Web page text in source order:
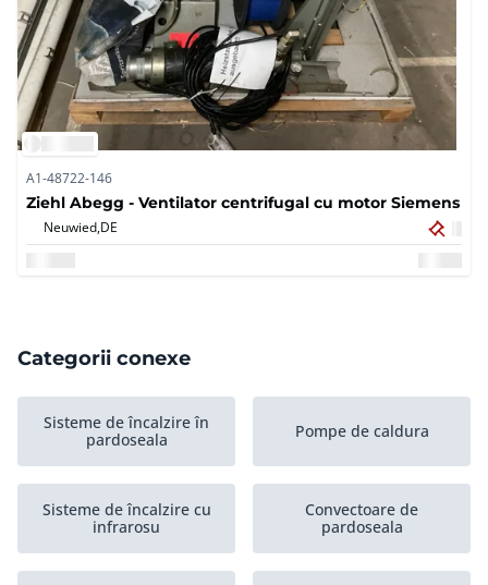
A1-48722-146
Ziehl Abegg - Ventilator centrifugal cu motor Siemens
Neuwied,DE
Categorii conexe
Sisteme de încalzire în
pardoseala
Pompe de caldura
Sisteme de încalzire cu
infrarosu
Convectoare de
pardoseala